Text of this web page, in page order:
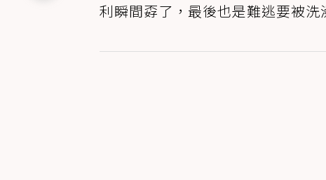
利瞬間孬了，最後也是難逃要被洗